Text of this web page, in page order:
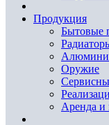
Продукция
Бытовые
Оружие
Аренда и